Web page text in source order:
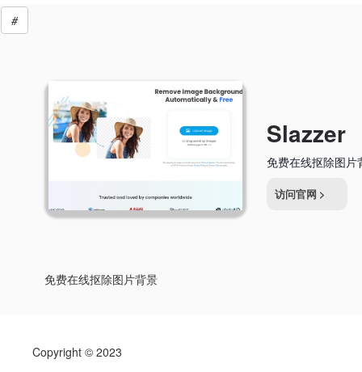
#
Slazzer
免费在线抠除图片
访问官网 >
免费在线抠除图片背景
Copyright © 2023